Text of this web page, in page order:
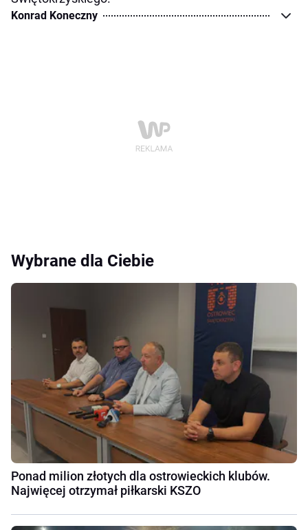
Konrad Koneczny
Wybrane dla Ciebie
Ponad milion złotych dla ostrowieckich klubów.
Najwięcej otrzymał piłkarski KSZO